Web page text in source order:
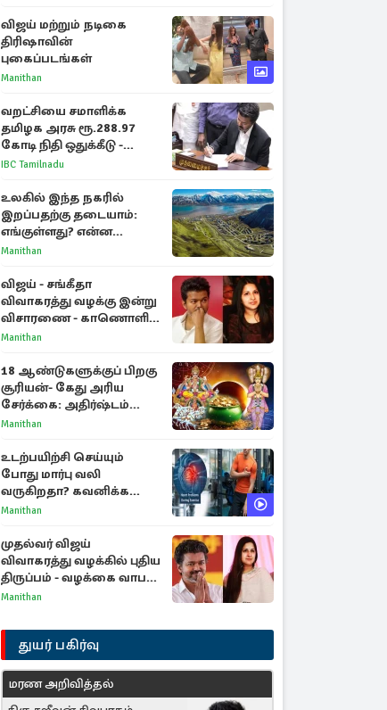
விஜய் மற்றும் நடிகை
திரிஷாவின்
புகைப்படங்கள்
Manithan
வறட்சியை சமாளிக்க
தமிழக அரசு ரூ.288.97
கோடி நிதி ஒதுக்கீடு -
வெளியான அரசாணை
IBC Tamilnadu
உலகில் இந்த நகரில்
இறப்பதற்கு தடையாம்:
எங்குள்ளது? என்ன
காரணம் தெரியுமா?
Manithan
விஜய் - சங்கீதா
விவாகரத்து வழக்கு இன்று
விசாரணை - காணொளி
மூலம் ஆஜராக வாய்ப்பு
Manithan
18 ஆண்டுகளுக்குப் பிறகு
சூரியன்- கேது அரிய
சேர்க்கை: அதிர்ஷ்டம்
பெறும் 3 ராசிகள்!
Manithan
உடற்பயிற்சி செய்யும்
போது மார்பு வலி
வருகிறதா? கவனிக்க
வேண்டிய எச்சரிக்கை
Manithan
முதல்வர் விஜய்
விவாகரத்து வழக்கில் புதிய
திருப்பம் - வழக்கை வாபஸ்
பெற்ற சங்கீதா!
Manithan
துயர் பகிர்வு
மரண அறிவித்தல்